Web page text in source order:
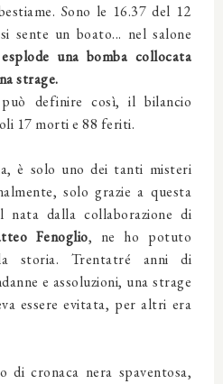
Sono le 16.37 del 12
sente un boato... nel salone
esplode una bomba collocata
strage.
definire così, il bilancio
17 morti e 88 feriti.
è solo uno dei tanti misteri
solo grazie a questa
nata dalla collaborazione di
Fenoglio, ne ho potuto
storia. Trentatré anni di
e assoluzioni, una strage
essere evitata, per altri era
di cronaca nera spaventosa,